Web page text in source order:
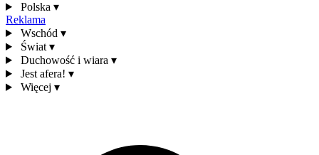
Polska ▾
Reklama
Wschód ▾
Świat ▾
Duchowość i wiara ▾
Jest afera! ▾
Więcej ▾